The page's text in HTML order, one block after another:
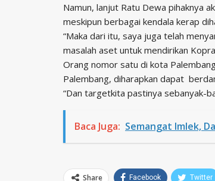
Namun, lanjut Ratu Dewa pihaknya
meskipun berbagai kendala kerap
“Maka dari itu, saya juga telah
masalah aset untuk mendirikan
Orang nomor satu di kota
Palembang, diharapkan dapat
“Dan targetkita pastinya sebanyak-
Baca Juga: Semangat Imlek,
Share Facebook Twitter